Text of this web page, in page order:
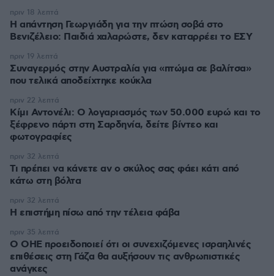
Η απάντηση Γεωργιάδη για την πτώση σοβά στο
Βενιζέλειο: Παιδιά χαλαρώστε, δεν καταρρέει το ΕΣΥ
πριν 18 λεπτά
Συναγερμός στην Αυστραλία για «πτώμα σε βαλίτσα»
που τελικά αποδείχτηκε κούκλα
πριν 19 λεπτά
Κίμι Αντονέλι: Ο λογαριασμός των 50.000 ευρώ και το
ξέφρενο πάρτι στη Σαρδηνία, δείτε βίντεο και
φωτογραφίες
πριν 22 λεπτά
Τι πρέπει να κάνετε αν ο σκύλος σας φάει κάτι από
κάτω στη βόλτα
πριν 32 λεπτά
Η επιστήμη πίσω από την τέλεια φάβα
πριν 32 λεπτά
Ο ΟΗΕ προειδοποιεί ότι οι συνεχιζόμενες ισραηλινές
επιθέσεις στη Γάζα θα αυξήσουν τις ανθρωπιστικές
ανάγκες
πριν 35 λεπτά